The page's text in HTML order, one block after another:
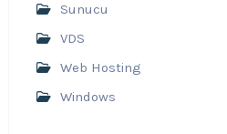
Sunucu
VDS
Web Hosting
Windows